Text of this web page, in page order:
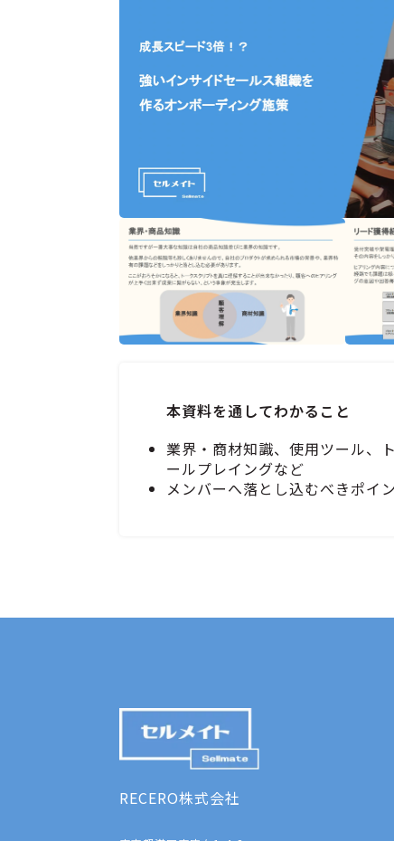
本資料を通してわかること
業界・商材知識、使用ツール、
ールプレイングなど
メンバーへ落とし込むべきポイ
RECERO株式会社